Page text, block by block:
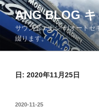
コ
ン
テ
ツ
ANG BLOG
サウンドエナジー/オートセ
綴ります。
日: 2020年11月25日
投
2020-11-25